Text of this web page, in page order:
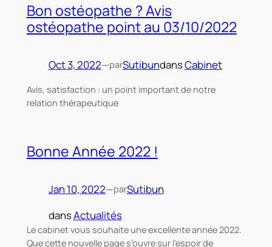
Bon ostéopathe ? Avis
ostéopathe point au 03/10/2022
Oct 3, 2022—parSutibundansCabinet
Avis, satisfaction : un point important de notre
relation thérapeutique
Bonne Année 2022 !
Jan 10, 2022—parSutibun
dansActualités
Le cabinet vous souhaite une excellente année 2022.
Que cette nouvelle page s’ouvre sur l’espoir de